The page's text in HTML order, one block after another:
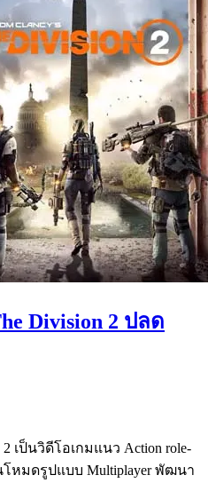
Division 2 ปลด
2 เป็นวิดีโอเกมแนว Action role-
นโหมดรูปแบบ Multiplayer พัฒนา